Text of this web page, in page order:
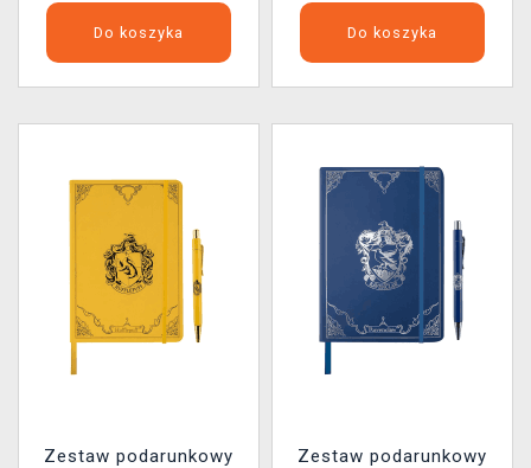
Do koszyka Do koszyka
Zestaw podarunkowy
Zestaw podarunkowy